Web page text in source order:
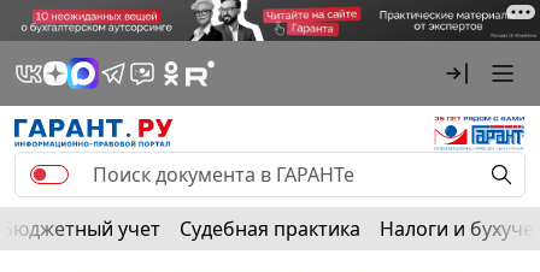
Бюджетный учет Судебная практика Налоги и